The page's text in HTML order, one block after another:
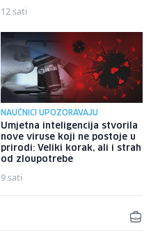
12 sati
NAUČNICI UPOZORAVAJU
Umjetna inteligencija stvorila
nove viruse koji ne postoje u
prirodi: Veliki korak, ali i strah
od zloupotrebe
9 sati